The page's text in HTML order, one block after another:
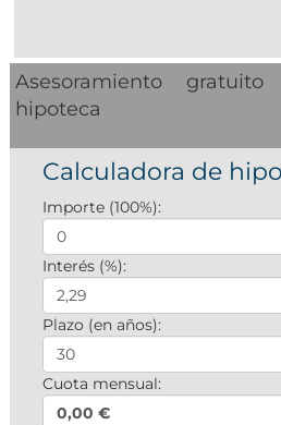
Asesoramiento
hipoteca
Calculadora de
Importe (100%):
Interés (%):
Plazo (en años):
Cuota mensual:
0,00 €